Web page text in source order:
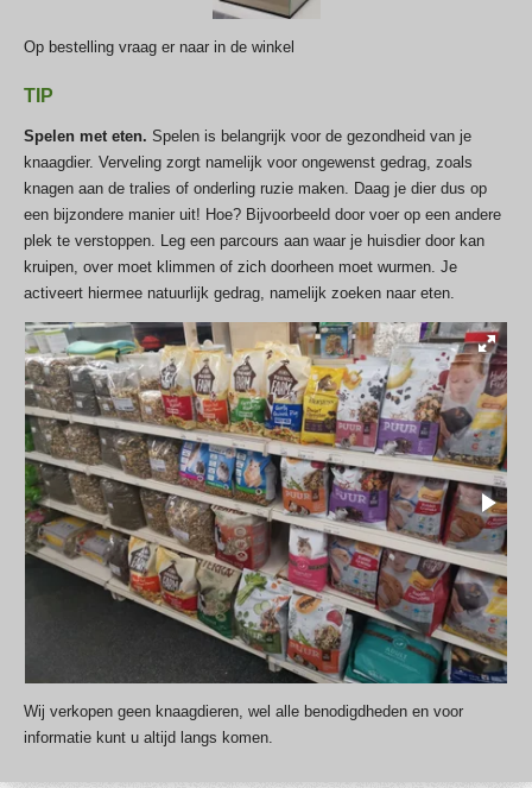
Op bestelling vraag er naar in de winkel
TIP
Spelen met eten. Spelen is belangrijk voor de gezondheid van je
knaagdier. Verveling zorgt namelijk voor ongewenst gedrag, zoals
knagen aan de tralies of onderling ruzie maken. Daag je dier dus op
een bijzondere manier uit! Hoe? Bijvoorbeeld door voer op een andere
plek te verstoppen. Leg een parcours aan waar je huisdier door kan
kruipen, over moet klimmen of zich doorheen moet wurmen. Je
activeert hiermee natuurlijk gedrag, namelijk zoeken naar eten.
Wij verkopen geen knaagdieren, wel alle benodigdheden en voor
informatie kunt u altijd langs komen.